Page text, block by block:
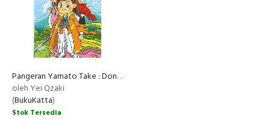
Pangeran Yamato Take : Dongeng-dongeng Klasik dari Negeri Jepang
oleh Yei Qzaki
(BukuKatta)
Stok Tersedia